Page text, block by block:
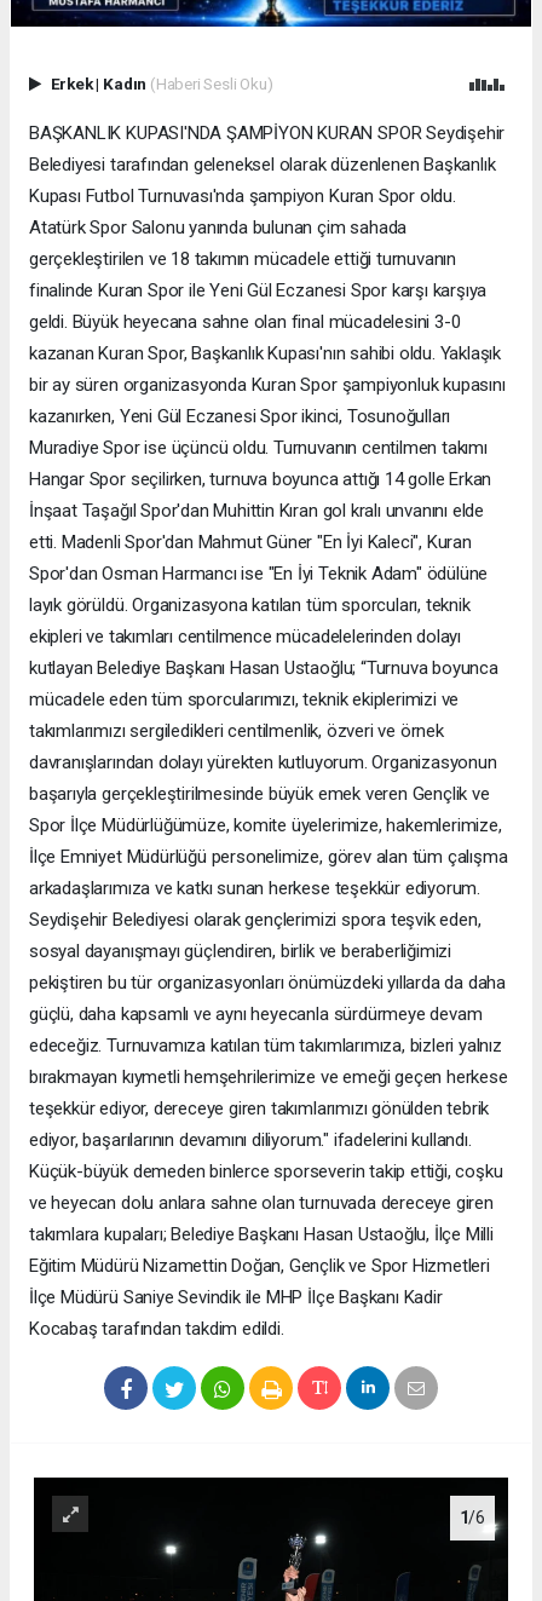
Erkek| Kadın (Haberi Sesli Oku)
BAŞKANLIK KUPASI'NDA ŞAMPİYON KURAN SPOR Seydişehir
Belediyesi tarafından geleneksel olarak düzenlenen Başkanlık
Kupası Futbol Turnuvası'nda şampiyon Kuran Spor oldu.
Atatürk Spor Salonu yanında bulunan çim sahada
gerçekleştirilen ve 18 takımın mücadele ettiği turnuvanın
finalinde Kuran Spor ile Yeni Gül Eczanesi Spor karşı karşıya
geldi. Büyük heyecana sahne olan final mücadelesini 3-0
kazanan Kuran Spor, Başkanlık Kupası'nın sahibi oldu. Yaklaşık
bir ay süren organizasyonda Kuran Spor şampiyonluk kupasını
kazanırken, Yeni Gül Eczanesi Spor ikinci, Tosunoğulları
Muradiye Spor ise üçüncü oldu. Turnuvanın centilmen takımı
Hangar Spor seçilirken, turnuva boyunca attığı 14 golle Erkan
İnşaat Taşağıl Spor'dan Muhittin Kıran gol kralı unvanını elde
etti. Madenli Spor'dan Mahmut Güner "En İyi Kaleci", Kuran
Spor'dan Osman Harmancı ise "En İyi Teknik Adam" ödülüne
layık görüldü. Organizasyona katılan tüm sporcuları, teknik
ekipleri ve takımları centilmence mücadelelerinden dolayı
kutlayan Belediye Başkanı Hasan Ustaoğlu; “Turnuva boyunca
mücadele eden tüm sporcularımızı, teknik ekiplerimizi ve
takımlarımızı sergiledikleri centilmenlik, özveri ve örnek
davranışlarından dolayı yürekten kutluyorum. Organizasyonun
başarıyla gerçekleştirilmesinde büyük emek veren Gençlik ve
Spor İlçe Müdürlüğümüze, komite üyelerimize, hakemlerimize,
İlçe Emniyet Müdürlüğü personelimize, görev alan tüm çalışma
arkadaşlarımıza ve katkı sunan herkese teşekkür ediyorum.
Seydişehir Belediyesi olarak gençlerimizi spora teşvik eden,
sosyal dayanışmayı güçlendiren, birlik ve beraberliğimizi
pekiştiren bu tür organizasyonları önümüzdeki yıllarda da daha
güçlü, daha kapsamlı ve aynı heyecanla sürdürmeye devam
edeceğiz. Turnuvamıza katılan tüm takımlarımıza, bizleri yalnız
bırakmayan kıymetli hemşehrilerimize ve emeği geçen herkese
teşekkür ediyor, dereceye giren takımlarımızı gönülden tebrik
ediyor, başarılarının devamını diliyorum." ifadelerini kullandı.
Küçük-büyük demeden binlerce sporseverin takip ettiği, coşku
ve heyecan dolu anlara sahne olan turnuvada dereceye giren
takımlara kupaları; Belediye Başkanı Hasan Ustaoğlu, İlçe Milli
Eğitim Müdürü Nizamettin Doğan, Gençlik ve Spor Hizmetleri
İlçe Müdürü Saniye Sevindik ile MHP İlçe Başkanı Kadir
Kocabaş tarafından takdim edildi.
1/6